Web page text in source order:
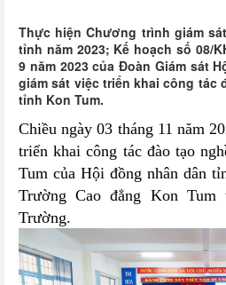
Thực hiện Chương trình giám
tỉnh năm 2023; Kế hoạch số 08/
9 năm 2023 của Đoàn Giám sát
giám sát việc triển khai công tác
tỉnh Kon Tum.
Chiều ngày 03 tháng 11 năm
triển khai công tác đào tạo
Tum của Hội đồng nhân dân
Trường Cao đẳng Kon
Trường.